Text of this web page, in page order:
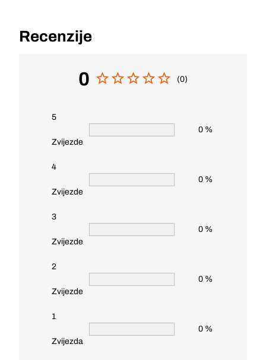
Recenzije
0 (0)
5
Zvijezde
0 %
4
Zvijezde
0 %
3
Zvijezde
0 %
2
Zvijezde
0 %
1
Zvijezda
0 %